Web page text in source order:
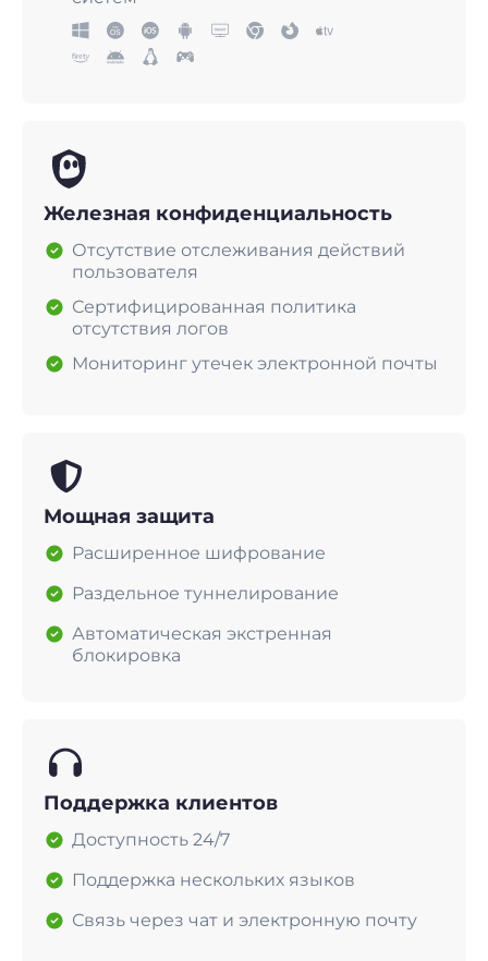
Железная конфиденциальность
Отсутствие отслеживания действий
пользователя
Сертифицированная политика
отсутствия логов
Мониторинг утечек электронной почты
Мощная защита
Расширенное шифрование
Раздельное туннелирование
Автоматическая экстренная
блокировка
Поддержка клиентов
Доступность 24/7
Поддержка нескольких языков
Связь через чат и электронную почту